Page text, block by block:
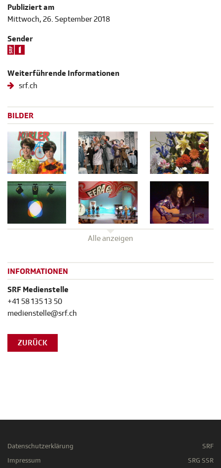
Publiziert am
Mittwoch, 26. September 2018
Sender
Weiterführende Informationen
srf.ch
BILDER
Alle anzeigen
INFORMATIONEN
SRF Medienstelle
+41 58 135 13 50
medienstelle@srf.ch
ZURÜCK
Datenschutzerklärung
Impressum
SRF
SRG SSR